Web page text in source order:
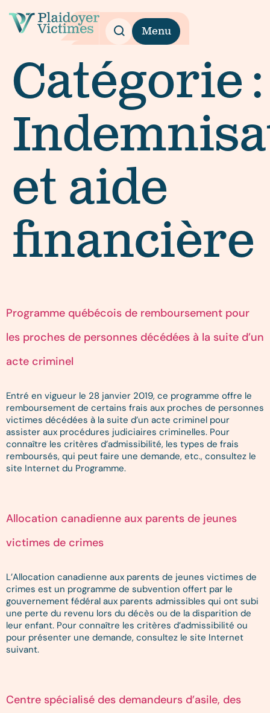
Menu
Catégorie :
et aide
financière
Programme québécois de remboursement pour
les proches de personnes décédées à la suite d’un
acte criminel
Entré en vigueur le 28 janvier 2019, ce programme offre le
remboursement de certains frais aux proches de personnes
victimes décédées à la suite d’un acte criminel pour
assister aux procédures judiciaires criminelles. Pour
connaître les critères d’admissibilité, les types de frais
remboursés, qui peut faire une demande, etc., consultez le
site Internet du Programme.
Allocation canadienne aux parents de jeunes
victimes de crimes
L’Allocation canadienne aux parents de jeunes victimes de
crimes est un programme de subvention offert par le
gouvernement fédéral aux parents admissibles qui ont subi
une perte du revenu lors du décès ou de la disparition de
leur enfant. Pour connaître les critères d’admissibilité ou
pour présenter une demande, consultez le site Internet
suivant.
Centre spécialisé des demandeurs d’asile, des